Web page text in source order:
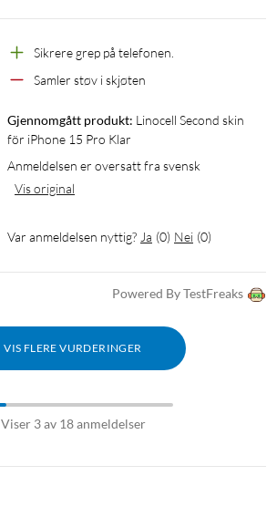
Sikrere grep på telefonen.
Samler støv i skjøten
Gjennomgått produkt: Linocell Second skin
för iPhone 15 Pro Klar
Anmeldelsen er oversatt fra svensk
Vis original
Var anmeldelsen nyttig? Ja (0) Nei (0)
Powered By TestFreaks
VIS FLERE VURDERINGER
Viser 3 av 18 anmeldelser